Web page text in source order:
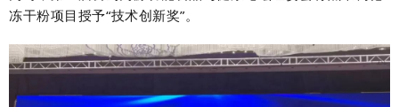
冻干粉项目 授予“技术创新奖”。